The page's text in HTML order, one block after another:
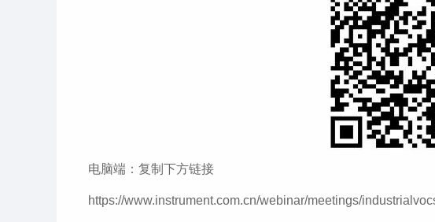
电脑端：复制下方链接
https://www.instrument.com.cn/webinar/meetings/